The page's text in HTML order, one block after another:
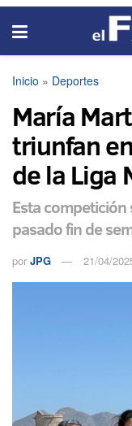
Inicio » Deportes
María
triunfan
de la Liga
Esta
pasado fin de
por JPG 21/04/